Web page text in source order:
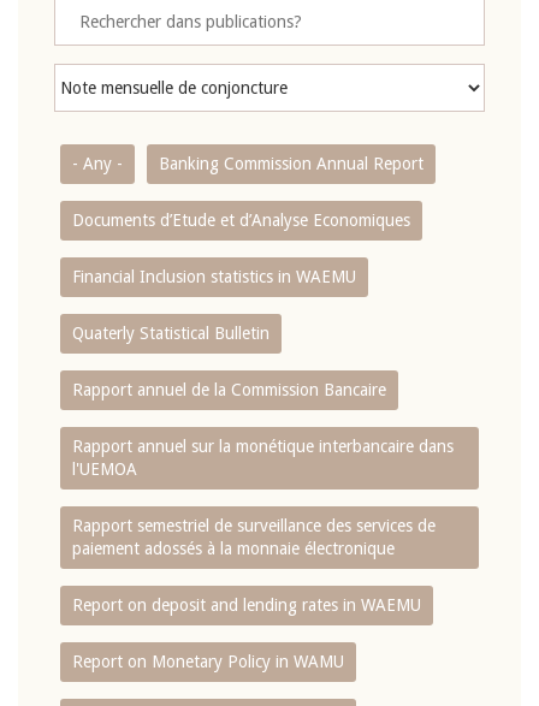
- Any - Banking Commission Annual Report
Documents d’Etude et d’Analyse Economiques
Financial Inclusion statistics in WAEMU
Quaterly Statistical Bulletin
Rapport annuel de la Commission Bancaire
Rapport annuel sur la monétique interbancaire dans
l'UEMOA
Rapport semestriel de surveillance des services de
paiement adossés à la monnaie électronique
Report on deposit and lending rates in WAEMU
Report on Monetary Policy in WAMU